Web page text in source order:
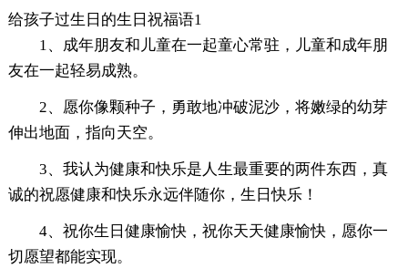
给孩子过生日的生日祝福语1
1、成年朋友和儿童在一起童心常驻，儿童和成年朋
友在一起轻易成熟。
2、愿你像颗种子，勇敢地冲破泥沙，将嫩绿的幼芽
伸出地面，指向天空。
3、我认为健康和快乐是人生最重要的两件东西，真
诚的祝愿健康和快乐永远伴随你，生日快乐！
4、祝你生日健康愉快，祝你天天健康愉快，愿你一
切愿望都能实现。